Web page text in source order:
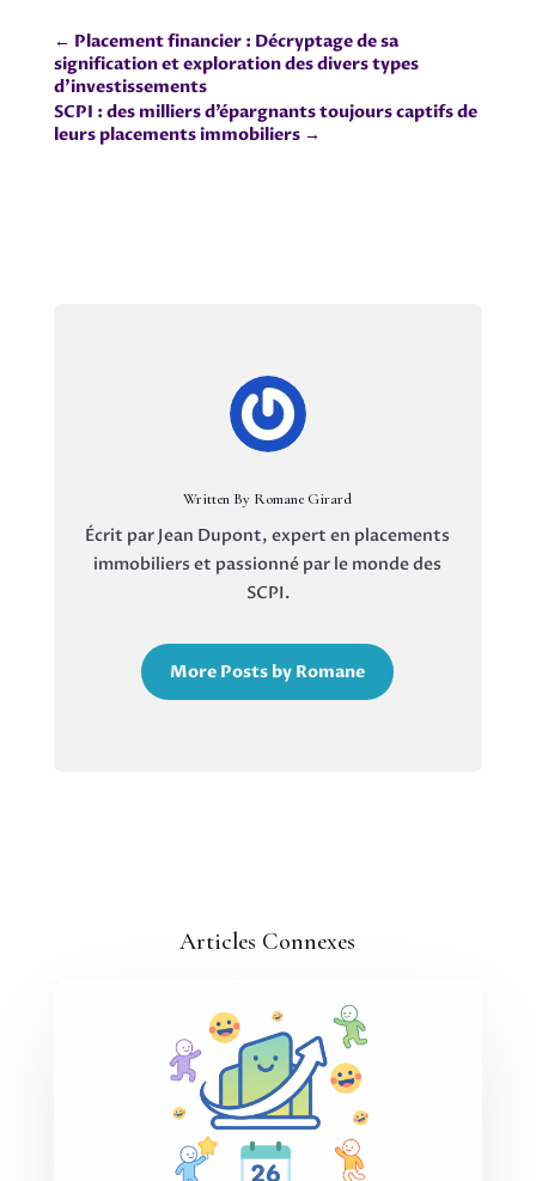
← Placement financier : Décryptage de sa
signification et exploration des divers types
d'investissements
SCPI : des milliers d’épargnants toujours captifs de
leurs placements immobiliers→
Written By Romane Girard
Écrit par Jean Dupont, expert en placements
immobiliers et passionné par le monde des
SCPI.
More Posts by Romane
Articles Connexes